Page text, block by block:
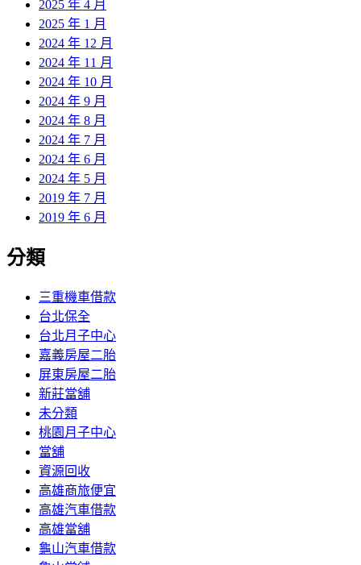
2025 年 4 月
2025 年 1 月
2024 年 12 月
2024 年 11 月
2024 年 10 月
2024 年 9 月
2024 年 8 月
2024 年 7 月
2024 年 6 月
2024 年 5 月
2019 年 7 月
2019 年 6 月
分類
三重機車借款
台北保全
台北月子中心
嘉義房屋二胎
屏東房屋二胎
新莊當舖
未分類
桃園月子中心
當舖
資源回收
高雄商旅便宜
高雄汽車借款
高雄當舖
龜山汽車借款